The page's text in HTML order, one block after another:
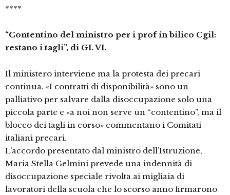
****
“Contentino del ministro per i prof in bilico Cgil:
restano i tagli”, di GI. VI.
Il ministero interviene ma la protesta dei precari
continua. «I contratti di disponibilità» sono un
palliativo per salvare dalla disoccupazione solo una
piccola parte e «a noi non serve un “contentino”, ma il
blocco dei tagli in corso» commentano i Comitati
italiani precari.
L’accordo presentato dal ministro dell’Istruzione,
Maria Stella Gelmini prevede una indennità di
disoccupazione speciale rivolta ai migliaia di
lavoratori della scuola che lo scorso anno firmarono